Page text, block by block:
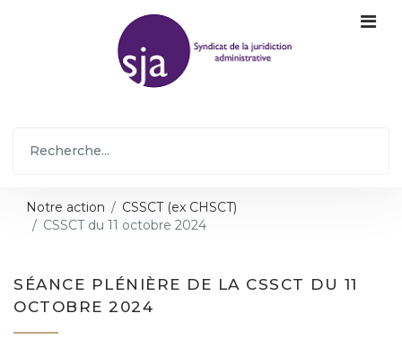
Notre action
CSSCT (ex CHSCT)
CSSCT du 11 octobre 2024
SÉANCE PLÉNIÈRE DE LA CSSCT DU 11
OCTOBRE 2024